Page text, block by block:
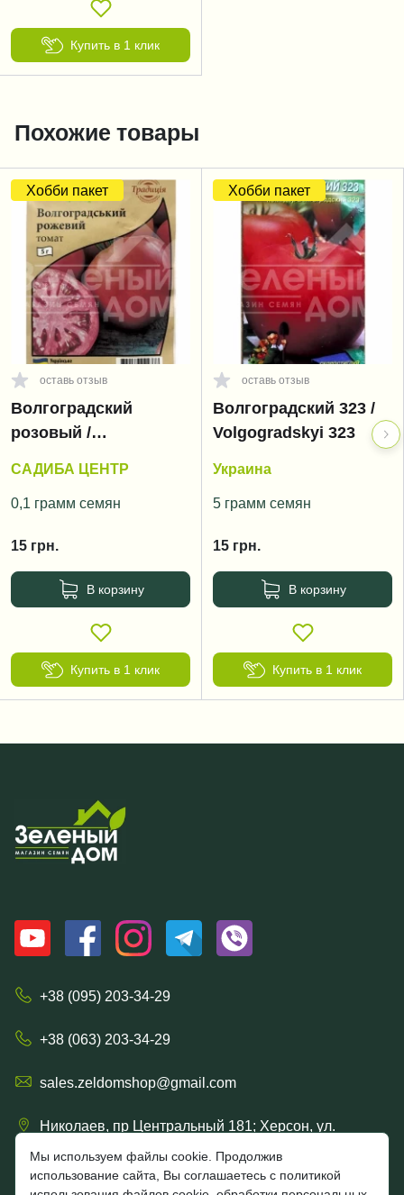
Купить в 1 клик
Похожие товары
Хобби пакет
оставь отзыв
Волгоградский
розовый /
САДИБА ЦЕНТР
0,1 грамм семян
15 грн.
В корзину
Купить в 1 клик
Хобби пакет
оставь отзыв
Волгоградский 323 /
Volgogradskyi 323
Украина
5 грамм семян
15 грн.
В корзину
Купить в 1 клик
+38 (095) 203-34-29
+38 (063) 203-34-29
sales.zeldomshop@gmail.com
Николаев, пр Центральный 181; Херсон, ул.
Мы используем файлы cookie. Продолжив
использование сайта, Вы соглашаетесь с политикой